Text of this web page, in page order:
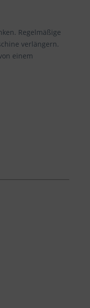
Regelmäßige
verlängern.
einem